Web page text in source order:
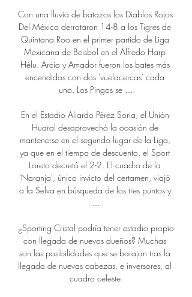
Con una lluvia de batazos los Diablos Rojos
Del México derrotaron 14-8 a los Tigres de
Quintana Roo en el primer partido de Liga
Mexicana de Beisbol en el Alfredo Harp
Hélu. Arcia y Amador fueron los bates más
encendidos con dos 'vuelacercas' cada
uno. Los Pingos se …
En el Estadio Aliardo Pérez Soria, el Unión
Huaral desaprovechó la ocasión de
mantenerse en el segundo lugar de la Liga,
ya que en el tiempo de descuento, el Sport
Loreto decretó el 2-2. El cuadro de la
'Naranja', único invicto del certamen, viajó
a la Selva en búsqueda de los tres puntos y
…
¿Sporting Cristal podría tener estadio propio
con llegada de nuevos dueños? Muchas
son las posibilidades que se barajan tras la
llegada de nuevas cabezas, e inversores, al
cuadro celeste.